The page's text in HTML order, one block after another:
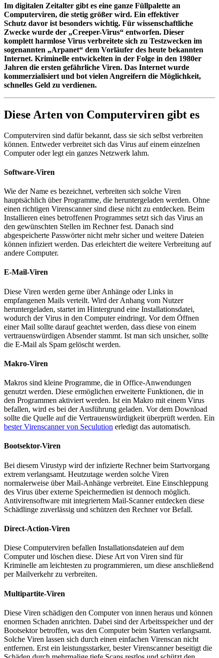
Im digitalen Zeitalter gibt es eine ganze Füllpalette an
Computerviren, die stetig größer wird. Ein effektiver
Schutz davor ist besonders wichtig. Für wissenschaftliche
Zwecke wurde der „Creeper-Virus“ entworfen. Dieser
komplett harmlose Virus verbreitete sich zu Testzwecken im
sogenannten „Arpanet“ dem Vorläufer des heute bekannten
Internet. Kriminelle entwickelten in der Folge in den 1980er
Jahren die ersten gefährliche Viren. Das Internet wurde
kommerzialisiert und bot vielen Angreifern die Möglichkeit,
schnelles Geld zu verdienen.
Diese Arten von Computerviren gibt es
Computerviren sind dafür bekannt, dass sie sich selbst verbreiten
können. Entweder verbreitet sich das Virus auf einem einzelnen
Computer oder legt ein ganzes Netzwerk lahm.
Software-Viren
Wie der Name es bezeichnet, verbreiten sich solche Viren
hauptsächlich über Programme, die heruntergeladen werden. Ohne
einen richtigen Virenscanner sind diese nicht zu entdecken. Beim
Installieren eines betroffenen Programmes setzt sich das Virus an
den gewünschten Stellen im Rechner fest. Danach sind
abgespeicherte Passwörter nicht mehr sicher und weitere Dateien
können infiziert werden. Das erleichtert die weitere Verbreitung auf
andere Computer.
E-Mail-Viren
Diese Viren werden gerne über Anhänge oder Links in
empfangenen Mails verteilt. Wird der Anhang vom Nutzer
heruntergeladen, startet im Hintergrund eine Installationsdatei,
wodurch der Virus in den Computer eindringt. Vor dem Öffnen
einer Mail sollte darauf geachtet werden, dass diese von einem
vertrauenswürdigen Absender stammt. Ist man sich unsicher, sollte
die E-Mail als Spam gelöscht werden.
Makro-Viren
Makros sind kleine Programme, die in Office-Anwendungen
genutzt werden. Diese ermöglichen erweiterte Funktionen, die in
den Programmen aktiviert werden. Ist ein Makro mit einem Virus
befallen, wird es bei der Ausführung geladen. Vor dem Download
sollte die Quelle auf die Vertrauenswürdigkeit überprüft werden. Ein
bester Virenscanner von Seculution erledigt das automatisch.
Bootsektor-Viren
Bei diesem Virustyp wird der infizierte Rechner beim Startvorgang
extrem verlangsamt. Heutzutage werden solche Viren
normalerweise über Mail-Anhänge verbreitet. Eine Einschleppung
des Virus über externe Speichermedien ist dennoch möglich.
Antivirensoftware mit integriertem Mail-Scanner entdecken diese
Schädlinge zuverlässig und schützen den Rechner vor Befall.
Direct-Action-Viren
Diese Computerviren befallen Installationsdateien auf dem
Computer und löschen diese. Diese Art von Viren sind für
Kriminelle am leichtesten zu programmieren, um diese anschließend
per Mailverkehr zu verbreiten.
Multipartite-Viren
Diese Viren schädigen den Computer von innen heraus und können
enormen Schaden anrichten. Dabei sind der Arbeitsspeicher und der
Bootsektor betroffen, was den Computer beim Starten verlangsamt.
Solche Viren lassen sich durch einen einfachen Virenscan nicht
entfernen. Erst ein leistungsstarker, bester Virenscanner beseitigt die